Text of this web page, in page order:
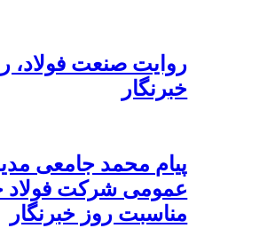
روایت صنعت فولاد،‌
خبرنگار
پیام محمد جامعی
عمومی شرکت فولاد
مناسبت روز خبرنگار